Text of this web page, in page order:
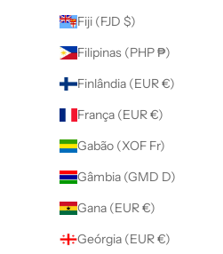
Fiji (FJD $)
Filipinas (PHP ₱)
Finlândia (EUR €)
França (EUR €)
Gabão (XOF Fr)
Gâmbia (GMD D)
Gana (EUR €)
Geórgia (EUR €)